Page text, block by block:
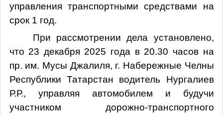
управления транспортными средствами на
срок 1 год.
При рассмотрении дела установлено,
что 23 декабря 2025 года в 20.30 часов на
пр. им. Мусы Джалиля, г. Набережные Челны
Республики Татарстан водитель Нургалиев
Р.Р., управляя автомобилем и будучи
участником дорожно-транспортного